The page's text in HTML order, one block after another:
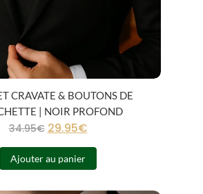
CRAVATE & BOUTONS DE
| NOIR PROFOND
34.95€ 29.95€
Ajouter au panier